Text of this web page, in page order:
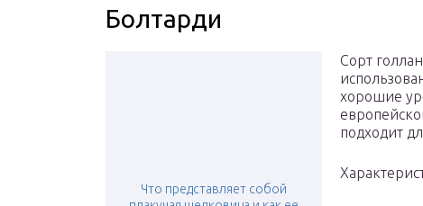
Болтарди
Что представляет собой
Сорт
хорошие
подходит